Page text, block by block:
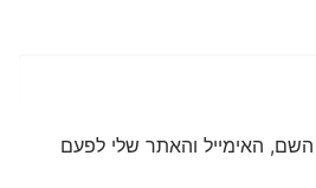
האימייל והאתר שלי לפעם